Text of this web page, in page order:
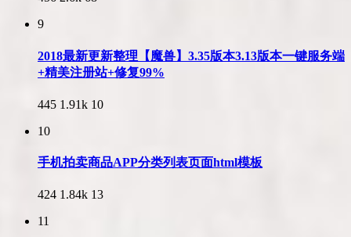
9
2018最新更新整理【魔兽】3.35版本3.13版本一键服务端
+精美注册站+修复99%
445 1.91k 10
10
手机拍卖商品APP分类列表页面html模板
424 1.84k 13
11